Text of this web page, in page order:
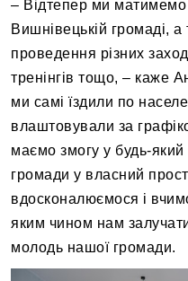
– Відтепер ми матимемо
Вишнівецькій громаді,
проведення різних
тренінгів тощо, – каже
ми самі їздили по
влаштовували за
маємо змогу у будь-
громади у власний
вдосконалюємося і
яким чином нам
молодь нашої громади.